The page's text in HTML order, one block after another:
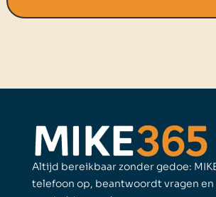
Altijd bereikbaar zonder gedoe:
telefoon op, beantwoordt vragen